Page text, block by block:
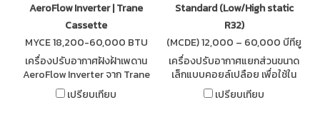
AeroFlow Inverter | Trane
Cassette
MYCE 18,200-60,000 BTU
เครื่องปรับอากาศฝังฝ้าเพดาน
AeroFlow Inverter จาก Trane
เย็นเร็วรอบทิศทาง ประหยัด
ไฟเบอร์ 5 เงียบบางเพียง 25 ซม.
เปรียบเทียบ
Standard (Low/High static
R32)
(MCDE) 12,000 – 60,000 บีทียู
เครื่องปรับอากาศแยกส่วนขนาด
เล็กแบบคอยล์เปลือย เพื่อใช้ใน
งานซ่อนในฝ้าติดตั้งง่าย เหมาะกับ
การใช้งานแบบ Free Blow หรือ
เปรียบเทียบ